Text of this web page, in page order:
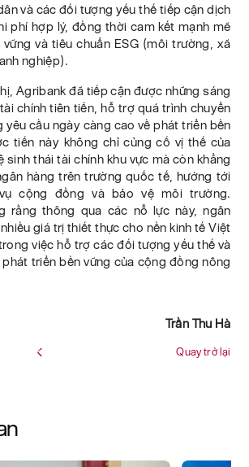
và các đối tượng yếu thế tiếp cận dịch
phí hợp lý, đồng thời cam kết mạnh mẽ
và tiêu chuẩn ESG (môi trường, xã
nghiệp).
Agribank đã tiếp cận được những sáng
chính tiên tiến, hỗ trợ quá trình chuyển
yêu cầu ngày càng cao về phát triển bền
tiến này không chỉ củng cố vị thế của
sinh thái tài chính khu vực mà còn khẳng
hàng trên trường quốc tế, hướng tới
cộng đồng và bảo vệ môi trường.
rằng thông qua các nỗ lực này, ngân
giá trị thiết thực cho nền kinh tế Việt
việc hỗ trợ các đối tượng yếu thế và
triển bền vững của cộng đồng nông
Trần Thu Hà
Quay trở lại